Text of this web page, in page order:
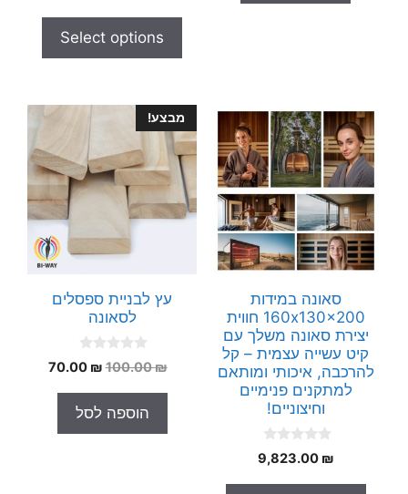
5
o
5
Select options
סאונה במידות
160x130x200 חווית
יצירת סאונה משלך עם
קיט עשייה עצמית – קל
להרכבה, איכותי ומותאם
למתקנים פנימיים
וחיצוניים!
0
o
9,823.00 ₪
מבצע!
עץ לבניית ספסלים
לסאונה
0
o
o
5
100.00₪
המחיר
היה:
100.00 ₪.
70.00 ₪
המחיר
הוספה לסל